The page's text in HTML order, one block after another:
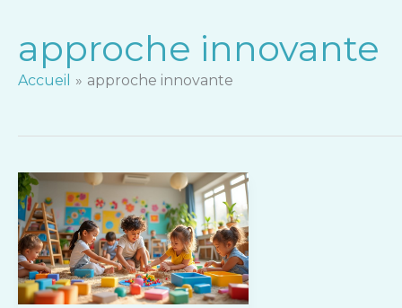
approche innovante
Accueil approche innovante
La
pédagogie
Freinet
:
une
approche